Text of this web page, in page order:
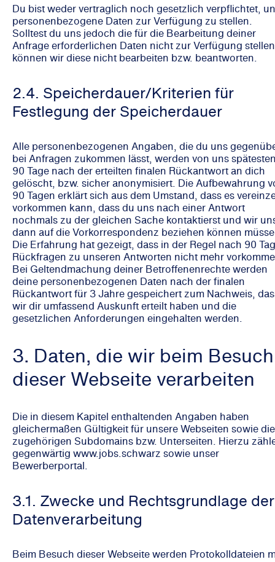
Du bist weder vertraglich noch gesetzlich verpflichtet,
personenbezogene Daten zur Verfügung zu stellen.
Solltest du uns jedoch die für die Bearbeitung deiner
Anfrage erforderlichen Daten nicht zur Verfügung
können wir diese nicht bearbeiten bzw. beantworten.
2.4. Speicherdauer/Kriterien für
Festlegung der Speicherdauer
Alle personenbezogenen Angaben, die du uns
bei Anfragen zukommen lässt, werden von uns
90 Tage nach der erteilten finalen Rückantwort an dich
gelöscht, bzw. sicher anonymisiert. Die Aufbewahrung
90 Tagen erklärt sich aus dem Umstand, dass es
vorkommen kann, dass du uns nach einer Antwort
nochmals zu der gleichen Sache kontaktierst und wir
dann auf die Vorkorrespondenz beziehen können
Die Erfahrung hat gezeigt, dass in der Regel nach 90
Rückfragen zu unseren Antworten nicht mehr
Bei Geltendmachung deiner Betroffenenrechte werden
deine personenbezogenen Daten nach der finalen
Rückantwort für 3 Jahre gespeichert zum Nachweis,
wir dir umfassend Auskunft erteilt haben und die
gesetzlichen Anforderungen eingehalten werden.
3. Daten, die wir beim Besuch
dieser Webseite verarbeiten
Die in diesem Kapitel enthaltenden Angaben haben
gleichermaßen Gültigkeit für unsere Webseiten sowie die
zugehörigen Subdomains bzw. Unterseiten. Hierzu
gegenwärtig www.jobs.schwarz sowie unser
Bewerberportal.
3.1. Zwecke und Rechtsgrundlage der
Datenverarbeitung
Beim Besuch dieser Webseite werden Protokolldateien